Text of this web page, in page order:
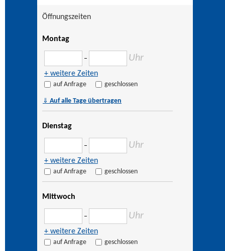
Öffnungszeiten
Montag
– Uhr
+ weitere Zeiten
auf Anfrage geschlossen
⇓ Auf alle Tage übertragen
Dienstag
– Uhr
+ weitere Zeiten
auf Anfrage geschlossen
Mittwoch
– Uhr
+ weitere Zeiten
auf Anfrage geschlossen